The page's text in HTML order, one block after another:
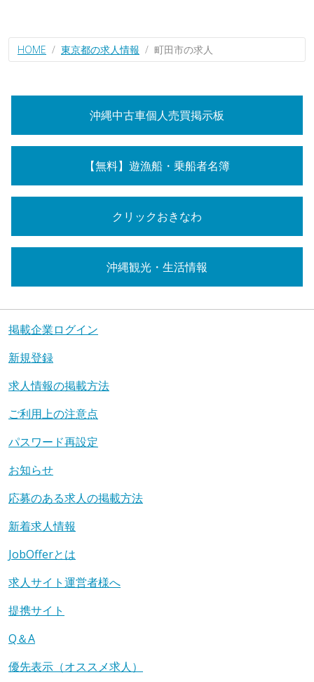
HOME 東京都の求人情報 町田市の求人
沖縄中古車個人売買掲示板
【無料】遊漁船・乗船者名簿
クリックおきなわ
沖縄観光・生活情報
掲載企業ログイン
新規登録
求人情報の掲載方法
ご利用上の注意点
パスワード再設定
お知らせ
応募のある求人の掲載方法
新着求人情報
JobOfferとは
求人サイト運営者様へ
提携サイト
Q＆A
優先表示（オススメ求人）